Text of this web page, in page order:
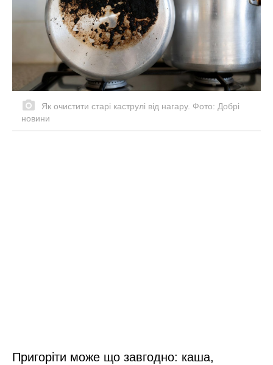
Як очистити старі каструлі від нагару. Фото: Добрі
новини
Пригоріти може що завгодно: каша,